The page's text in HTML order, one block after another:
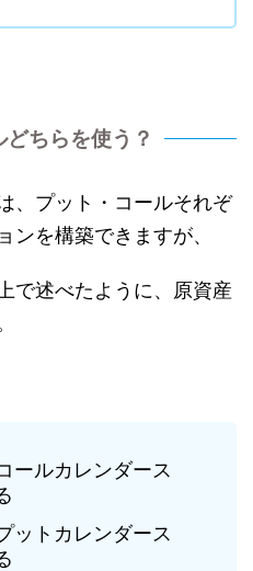
ちらを使う？
、プット・コールそれぞ
ンを構築できますが、
で述べたように、原資産
ールカレンダース
ットカレンダース